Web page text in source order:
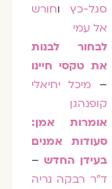
סגל-כץו
חורש
אל עמי
לבחור לבנות
את טקסי חיינו
– מיכל יחיאלי
קופנהגן
אומרות אמן:
סעודות אמנים
בעידן החדש–
ד"ר רבקה נריה